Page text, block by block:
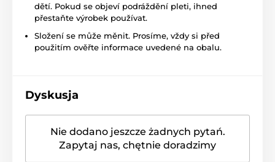
dětí. Pokud se objeví podráždění pleti, ihned
přestaňte výrobek používat.
Složení se může měnit. Prosíme, vždy si před
použitím ověřte informace uvedené na obalu.
Dyskusja
Nie dodano jeszcze żadnych pytań.
Zapytaj nas, chętnie doradzimy